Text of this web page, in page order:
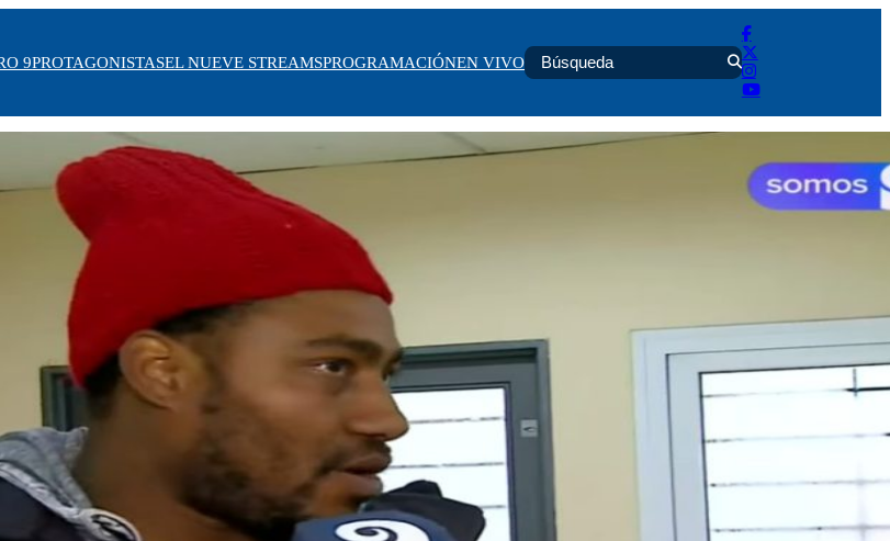
9PROTAGONISTASEL NUEVE STREAMSPROGRAMACIÓNEN VIVO